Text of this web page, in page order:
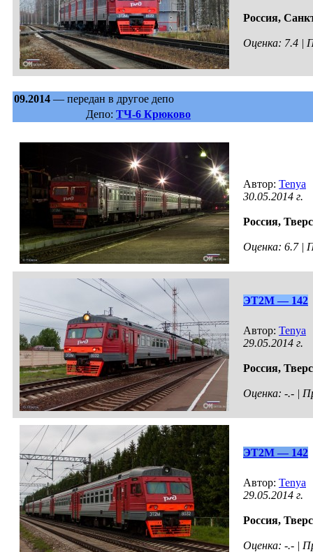
Россия,
Оценка: 7.4 |
09.2014 — передан в другое депо
Депо: ТЧ-6 Крюково
Автор: Tenya
30.05.2014 г.
Россия,
Оценка: 6.7 |
ЭТ2М — 142
Автор: Tenya
29.05.2014 г.
Россия,
Оценка: -.- |
ЭТ2М — 142
Автор: Tenya
29.05.2014 г.
Россия,
Оценка: -.- |